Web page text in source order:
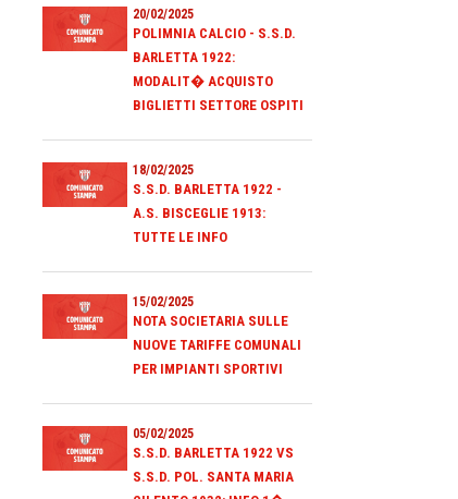
20/02/2025
POLIMNIA CALCIO - S.S.D.
BARLETTA 1922:
MODALIT� ACQUISTO
BIGLIETTI SETTORE OSPITI
18/02/2025
S.S.D. BARLETTA 1922 -
A.S. BISCEGLIE 1913:
TUTTE LE INFO
15/02/2025
NOTA SOCIETARIA SULLE
NUOVE TARIFFE COMUNALI
PER IMPIANTI SPORTIVI
05/02/2025
S.S.D. BARLETTA 1922 VS
S.S.D. POL. SANTA MARIA